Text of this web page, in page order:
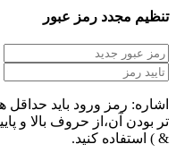
تنظیم مجدد رمز عبور
اشاره: رمز ورود باید
تر بودن آن،از حروف بالا و
& ) استفاده کنید.